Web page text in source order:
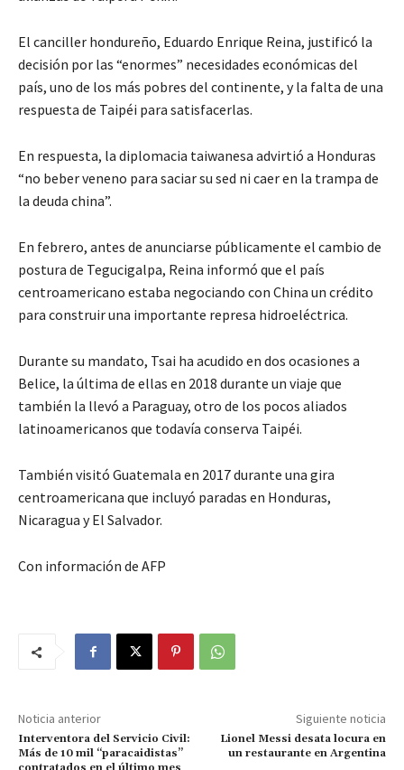
El canciller hondureño, Eduardo Enrique Reina, justificó la
decisión por las “enormes” necesidades económicas del
país, uno de los más pobres del continente, y la falta de una
respuesta de Taipéi para satisfacerlas.
En respuesta, la diplomacia taiwanesa advirtió a Honduras
“no beber veneno para saciar su sed ni caer en la trampa de
la deuda china”.
En febrero, antes de anunciarse públicamente el cambio de
postura de Tegucigalpa, Reina informó que el país
centroamericano estaba negociando con China un crédito
para construir una importante represa hidroeléctrica.
Durante su mandato, Tsai ha acudido en dos ocasiones a
Belice, la última de ellas en 2018 durante un viaje que
también la llevó a Paraguay, otro de los pocos aliados
latinoamericanos que todavía conserva Taipéi.
También visitó Guatemala en 2017 durante una gira
centroamericana que incluyó paradas en Honduras,
Nicaragua y El Salvador.
Con información de AFP
Noticia anterior
Interventora del Servicio Civil:
Más de 10 mil “paracaidistas”
Siguiente noticia
Lionel Messi desata locura en
un restaurante en Argentina